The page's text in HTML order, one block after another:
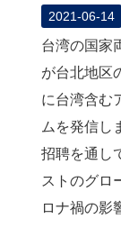
2021-06-14
台湾の国家
が台北地区
に台湾含む
ムを発信し
招聘を通し
ストのグロ
ロナ禍の影